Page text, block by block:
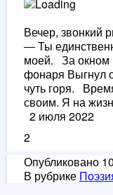
Вечер, звонкий
― Ты
моей. За окном
фонаря Выгнул
чуть горя.
своим. Я на
2 июля 2022
2
Опубликовано
В рубрике